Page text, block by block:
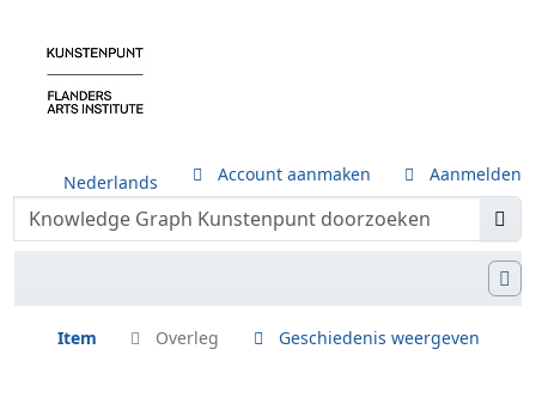
Nederlands Account aanmaken Aanmelden
Item Overleg Geschiedenis weergeven